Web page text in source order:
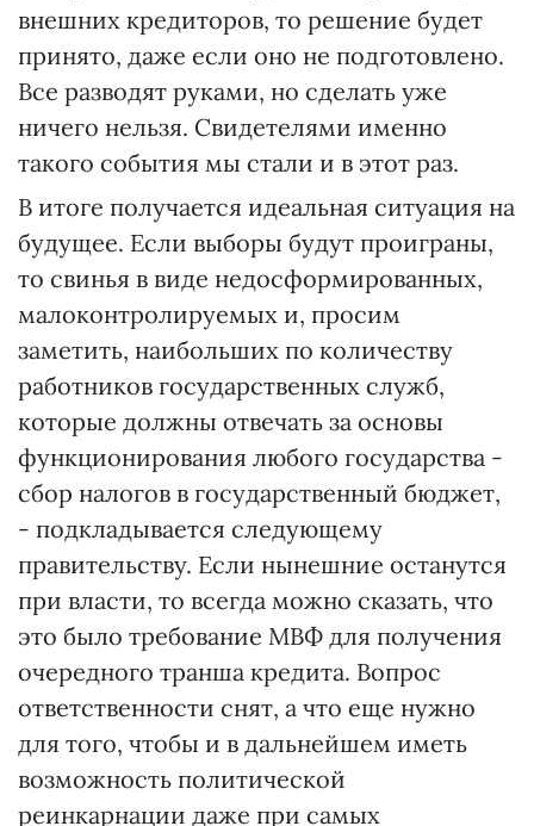
внешних кредиторов, то решение будет
принято, даже если оно не подготовлено.
Все разводят руками, но сделать уже
ничего нельзя. Свидетелями именно
такого события мы стали и в этот раз.
В итоге получается идеальная ситуация на
будущее. Если выборы будут проиграны,
то свинья в виде недосформированных,
малоконтролируемых и, просим
заметить, наибольших по количеству
работников государственных служб,
которые должны отвечать за основы
функционирования любого государства -
сбор налогов в государственный бюджет,
- подкладывается следующему
правительству. Если нынешние останутся
при власти, то всегда можно сказать, что
это было требование МВФ для получения
очередного транша кредита. Вопрос
ответственности снят, а что еще нужно
для того, чтобы и в дальнейшем иметь
возможность политической
реинкарнации даже при самых